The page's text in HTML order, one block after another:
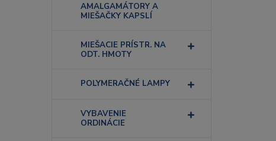
AMALGAMÁTORY A
MIEŠAČKY KAPSLÍ
MIEŠACIE PRÍSTR. NA
ODT. HMOTY
POLYMERAČNÉ LAMPY
VYBAVENIE
ORDINÁCIE